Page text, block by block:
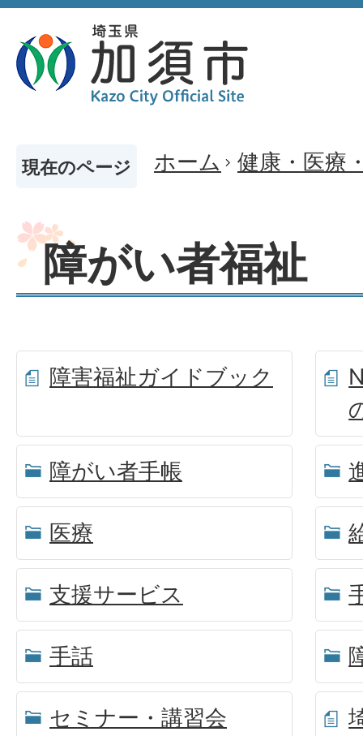
現在のページ ホーム 健康・医療
障がい者福祉
障害福祉ガイドブック
障がい者手帳
医療
支援サービス
手話
セミナー・講習会